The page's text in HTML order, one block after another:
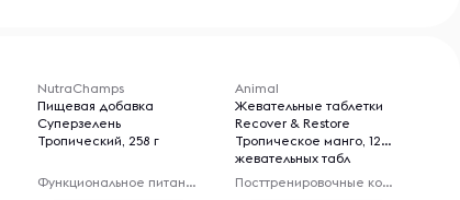
NutraChamps
Пищевая добавка
Суперзелень
Тропический, 258 г
Функциональное питание
Animal
Жевательные таблетки
Recover & Restore
Тропическое манго, 120
жевательных табл
Посттренировочные комплексы